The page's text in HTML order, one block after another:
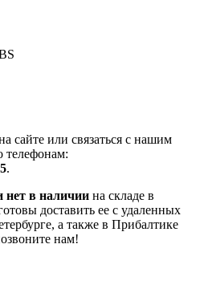
сайте или связаться с нашим
телефонам:
.
нет в наличии на складе в
доставить ее с удаленных
а также в Прибалтике
нам!